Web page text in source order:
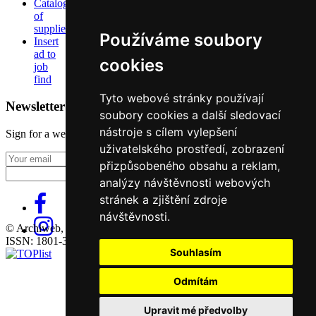
Používáme soubory
cookies
Tyto webové stránky používají
soubory cookies a další sledovací
nástroje s cílem vylepšení
uživatelského prostředí, zobrazení
přizpůsobeného obsahu a reklam,
analýzy návštěvnosti webových
stránek a zjištění zdroje
návštěvnosti.
Souhlasím
Odmítám
Upravit mé předvolby
Catalog
of
suppliers
Insert
ad to
job
find
Newsletter
Sign for a weekly newsletter:
Fill in „nospam“
© Archiweb, s.r.o. 1997-2026
ISSN: 1801-3902